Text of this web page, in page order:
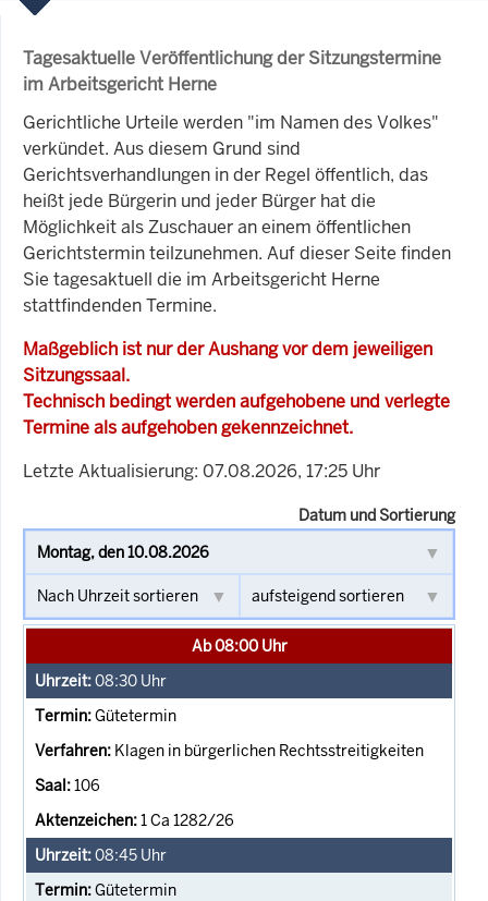
Tagesaktuelle Veröffentlichung der Sitzungstermine
im Arbeitsgericht Herne
Gerichtliche Urteile werden "im Namen des Volkes"
verkündet. Aus diesem Grund sind
Gerichtsverhandlungen in der Regel öffentlich, das
heißt jede Bürgerin und jeder Bürger hat die
Möglichkeit als Zuschauer an einem öffentlichen
Gerichtstermin teilzunehmen. Auf dieser Seite finden
Sie tagesaktuell die im Arbeitsgericht Herne
stattfindenden Termine.
Maßgeblich ist nur der Aushang vor dem jeweiligen
Sitzungssaal.
Technisch bedingt werden aufgehobene und verlegte
Termine als aufgehoben gekennzeichnet.
Letzte Aktualisierung: 07.08.2026, 17:25 Uhr
Datum und Sortierung
Ab 08:00 Uhr
08:30 Uhr
Gütetermin
Klagen in bürgerlichen Rechtsstreitigkeiten
106
1 Ca 1282/26
08:45 Uhr
Gütetermin